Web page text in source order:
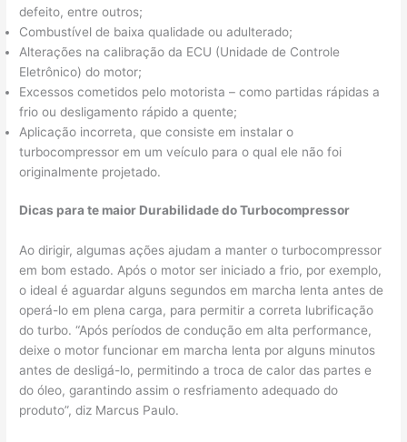
defeito, entre outros;
Combustível de baixa qualidade ou adulterado;
Alterações na calibração da ECU (Unidade de Controle
Eletrônico) do motor;
Excessos cometidos pelo motorista – como partidas rápidas a
frio ou desligamento rápido a quente;
Aplicação incorreta, que consiste em instalar o
turbocompressor em um veículo para o qual ele não foi
originalmente projetado.
Dicas para te maior Durabilidade do Turbocompressor
Ao dirigir, algumas ações ajudam a manter o turbocompressor
em bom estado. Após o motor ser iniciado a frio, por exemplo,
o ideal é aguardar alguns segundos em marcha lenta antes de
operá-lo em plena carga, para permitir a correta lubrificação
do turbo. “Após períodos de condução em alta performance,
deixe o motor funcionar em marcha lenta por alguns minutos
antes de desligá-lo, permitindo a troca de calor das partes e
do óleo, garantindo assim o resfriamento adequado do
produto”, diz Marcus Paulo.